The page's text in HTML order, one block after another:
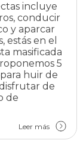
incluye
conducir
y aparcar
estás en el
masificada
5
huir de
de
de
Leer más